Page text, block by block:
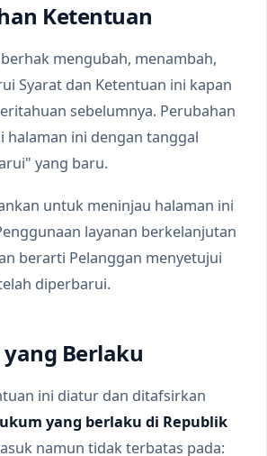
Ketentuan
mengubah, menambah,
Syarat dan Ketentuan ini kapan
sebelumnya. Perubahan
halaman ini dengan tanggal
yang baru.
untuk meninjau halaman ini
layanan berkelanjutan
berarti Pelanggan menyetujui
diperbarui.
Berlaku
ini diatur dan ditafsirkan
yang berlaku di Republik
namun tidak terbatas pada: